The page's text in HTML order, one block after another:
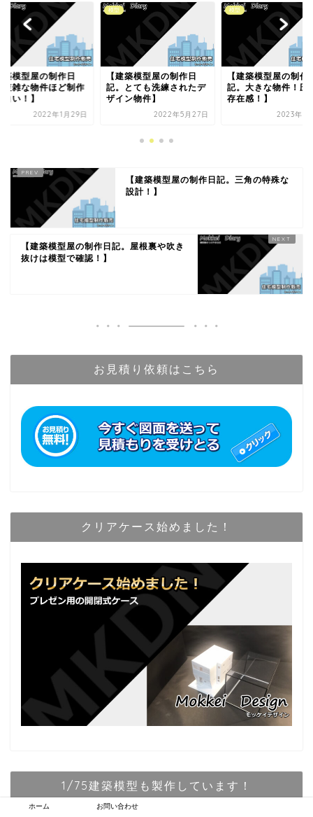
築模型屋の制作日
とても洗練されたデ
物件】
2022年5月27日
模型
【建築模型屋の制作日
記。大きな物件！圧巻の
存在感！】
2023年10月3日
模型
【建築模型屋の制作
記。超お急ぎのご依
モッケイなら間に合
【建築模型屋の制作日記。三角の特殊な
設計！】
【建築模型屋の制作日記。屋根裏や吹き
抜けは模型で確認！】
お見積り依頼はこちら
クリアケース始めました！
1/75建築模型も製作しています！
ホーム お問い合わせ